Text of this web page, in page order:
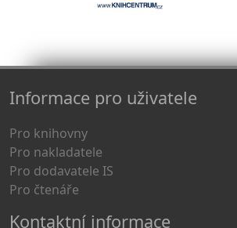
Informace pro uživatele
Pro knihovny
Pro nakladatele
Pro dodavatele IS
Pro čtenáře
Kontaktní informace